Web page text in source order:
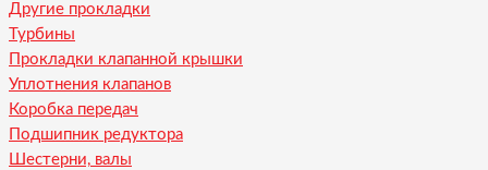
Другие прокладки
Турбины
Прокладки клапанной крышки
Уплотнения клапанов
Коробка передач
Подшипник редуктора
Шестерни, валы